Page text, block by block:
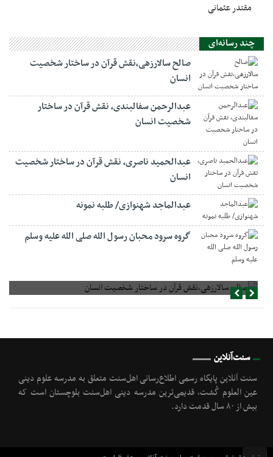
چند رسانه‌ای
صالح سالارزهی،‌نقش قرآن در ساختار شخصیت
انسان
عبدالرحمن سفالبندی، نقش قرآن در ساختار
شخصیت انسان
عبدالحمید ناصری، نقش قرآن در ساختار شخصیت
انسان
عبدالماجد شهنوازی/ طلبه نمونه
گروه سرود محبان رسول الله صلی الله علیه وسلم
صالح سالارزهی،‌نقش قرآن در ساختار شخصیت انسان
سنت‌آنلاین
سنت آنلاین پایگاه رسمی اطلاع‌رسانی اهل‌سنت متعلق به مدرسه علوم دینی
عین العلوم گُشت, قدیمی‌ترین مدرسه دینی اهل‌سنت بلوچستان است که
بیش از ۸۰ سال قدمت دارد.